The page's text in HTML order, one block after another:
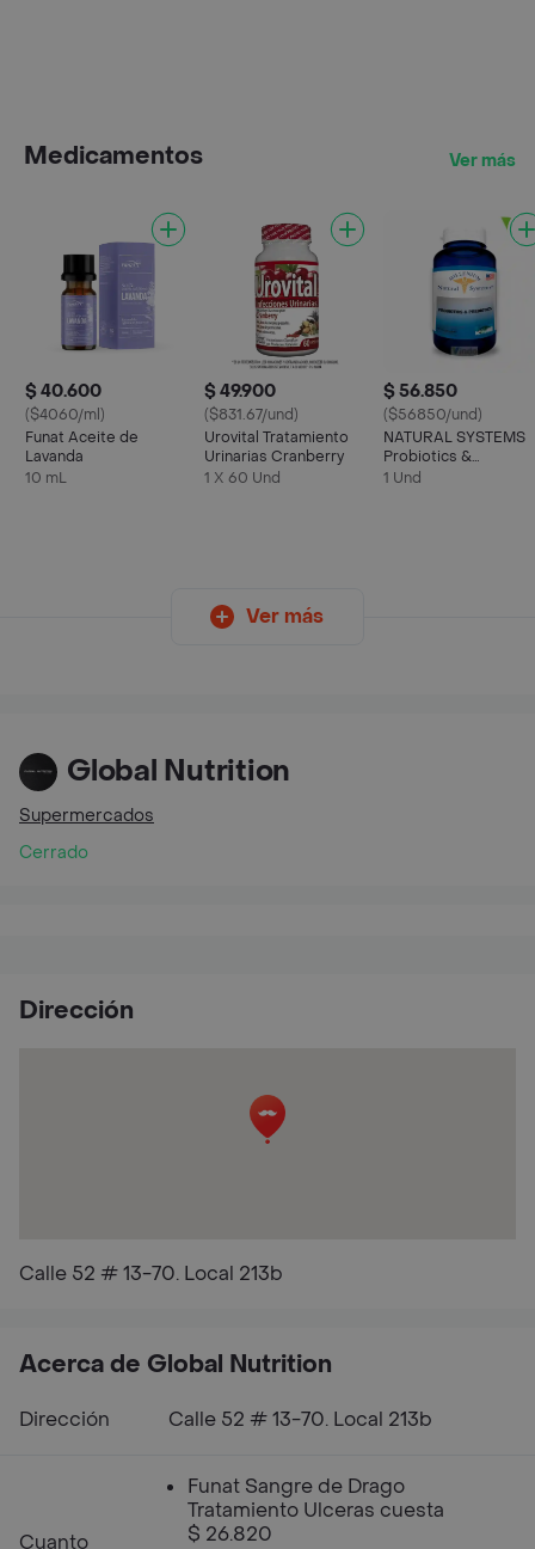
Medicamentos Ver más
$ 40.600
($4060/ml)
Funat Aceite de
Lavanda
10 mL
$ 49.900
($831.67/und)
Urovital Tratamiento
Urinarias Cranberry
1 X 60 Und
$ 56.850
($56850/und)
NATURAL SYSTEMS
Probiotics &
Prebiotics 60
1 Und
Ver más
Global Nutrition
Supermercados
Cerrado
Dirección
Calle 52 # 13-70. Local 213b
Acerca de Global Nutrition
Dirección Calle 52 # 13-70. Local 213b
Cuanto
Funat Sangre de Drago
Tratamiento Ulceras cuesta
$ 26.820